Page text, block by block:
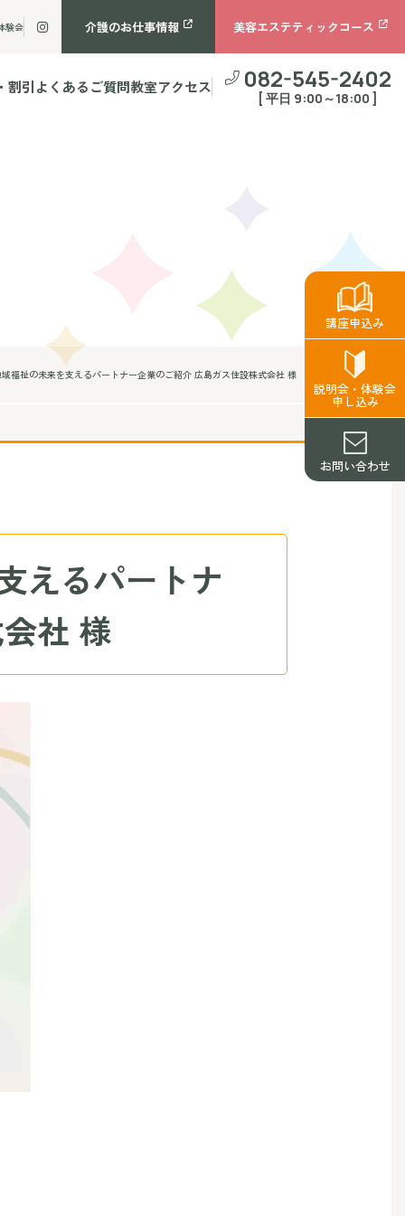
割引よくあるご質問教室アクセス 082-545-2402
[ 平日 9:00～18:00 ]
験会 介護のお仕事情報 美容エステティックコース
講座申込み
説明会・体験会
申し込み
お問い合わせ
域福祉の未来を支えるパートナー企業のご紹介 広島ガス住設株式会社 様
えるパートナ
社 様